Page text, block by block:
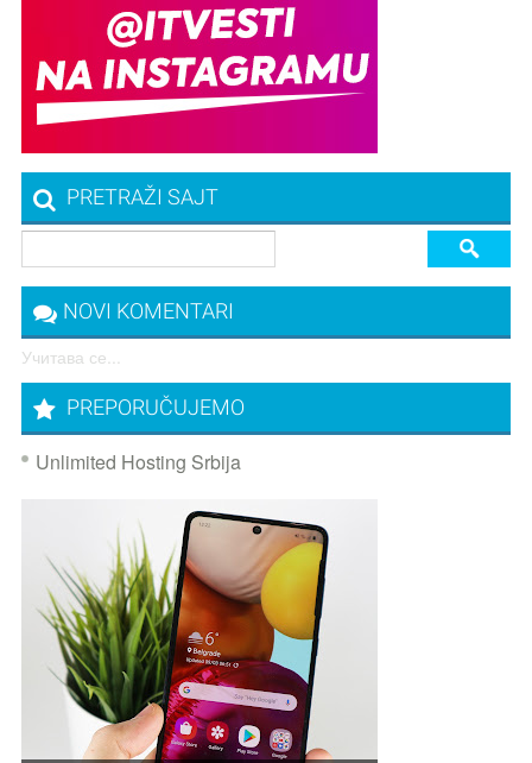
PRETRAŽI SAJT
NOVI KOMENTARI
Учитава се...
PREPORUČUJEMO
Unlimited Hosting Srbija